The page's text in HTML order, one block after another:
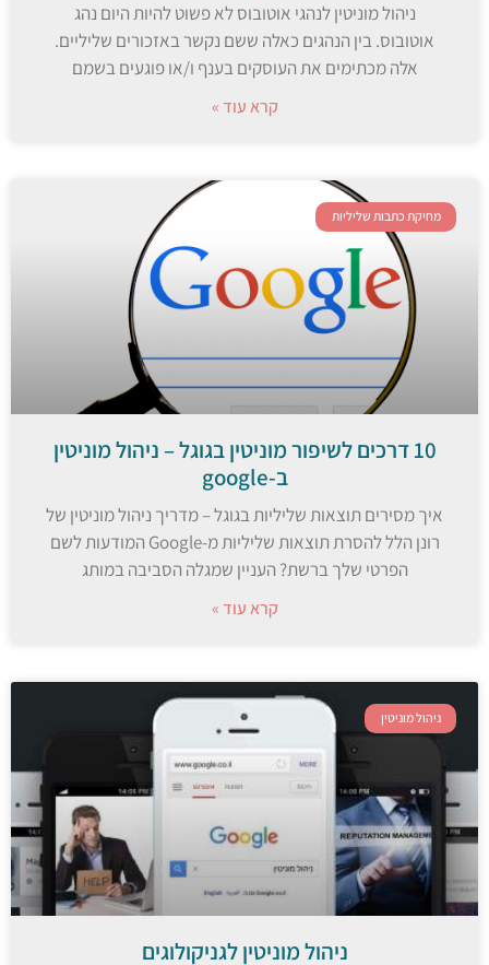
ניהול מוניטין לנהגי אוטובוס לא פשוט להיות היום נהג
אוטובוס. בין הנהגים כאלה ששם נקשר באזכורים שליליים.
אלה מכתימים את העוסקים בענף ו/או פוגעים בשמם
קרא עוד »
מחיקת כתבות שליליות
10 דרכים לשיפור מוניטין בגוגל – ניהול מוניטין
ב-google
איך מסירים תוצאות שליליות בגוגל – מדריך ניהול מוניטין של
רונן הלל להסרת תוצאות שליליות מ-Google המודעות לשם
הפרטי שלך ברשת? העניין שמגלה הסביבה במותג
קרא עוד »
ניהול מוניטין
ניהול מוניטין לגניקולוגים